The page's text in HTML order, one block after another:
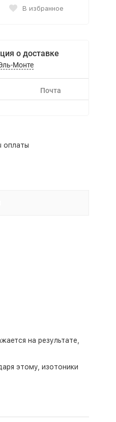
В избранное
о доставке
Монте
Почта
оплаты
на результате,
этому, изотоники